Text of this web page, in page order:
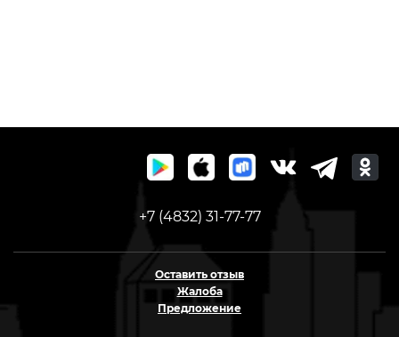
+7 (4832) 31-77-77
Оставить отзыв
Жалоба
Предложение